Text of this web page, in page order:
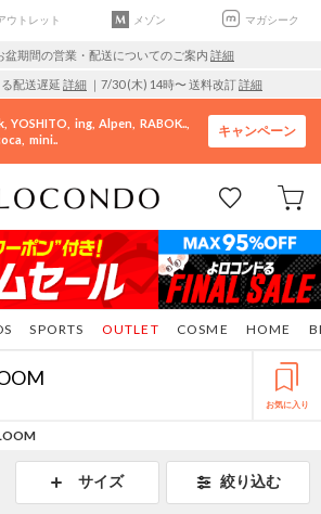
ウトレット メゾン マガシーク
盆期間の営業・配送についてのご案内 詳細
配送遅延 詳細 ｜7/30 (木) 14時〜 送料改訂詳細
YOSHITO ing Alpen
RABOK..
mini..
キャンペーン
SPORTS COSME HOME
OUTLET
お気に入り
サイズ 絞り込む